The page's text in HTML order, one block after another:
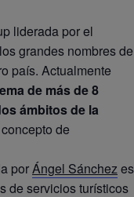
liderada por el
grandes nombres de
país. Actualmente
de más de 8
ámbitos de la
de
porÁngel Sánchezes
de servicios turísticos